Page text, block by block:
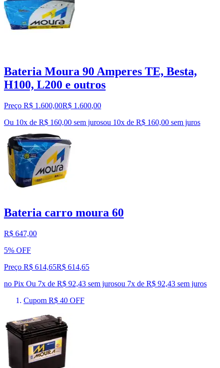
Bateria Moura 90 Amperes TE, Besta,
H100, L200 e outros
Preço R$ 1.600,00R$ 1.600,00
Ou 10x de R$ 160,00 sem jurosou 10x de R$ 160,00 sem juros
Bateria carro moura 60
R$ 647,00
5% OFF
Preço R$ 614,65R$ 614,65
no Pix Ou 7x de R$ 92,43 sem jurosou 7x de R$ 92,43 sem juros
Cupom R$ 40 OFF